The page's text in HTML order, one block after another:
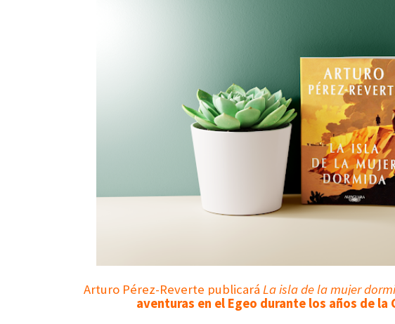
Arturo Pérez-Reverte publicará La isla de la mujer
aventuras en el Egeo durante los años de la